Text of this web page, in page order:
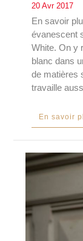
20 Avr 2017
En savoir
évanescent
White. On y
blanc dans
de matières
travaille
En savoir